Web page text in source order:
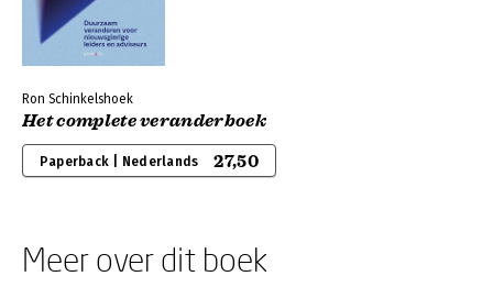
Ron Schinkelshoek
Het complete veranderboek
Paperback | Nederlands 27,50
Meer over dit boek